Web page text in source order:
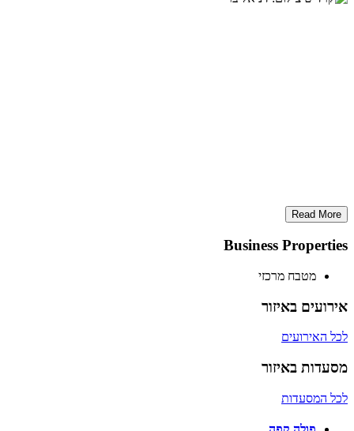
Read More
Business Properties
מטבח מרכזי
אירועים באיזור
לכל האירועים
מסעדות באיזור
לכל המסעדות